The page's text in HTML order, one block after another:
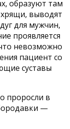
образуют там
выводят
для мужчин,
проявляется
невозможно
пациент со
суставы
проросли в
—